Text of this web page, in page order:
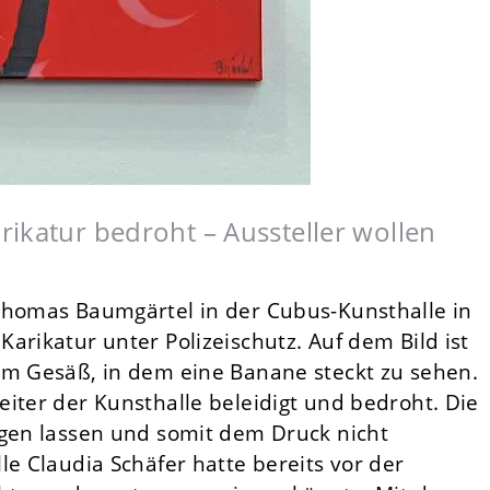
bedroht – Aussteller wollen
Baumgärtel in der Cubus-Kunsthalle in
unter Polizeischutz. Auf dem Bild ist
Gesäß, in dem eine Banane steckt zu sehen.
der Kunsthalle beleidigt und bedroht. Die
lassen und somit dem Druck nicht
Claudia Schäfer hatte bereits vor der